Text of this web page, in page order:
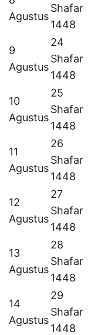
Agustus
Shafar
1448
9
Agustus
24
Shafar
1448
10
Agustus
25
Shafar
1448
11
Agustus
26
Shafar
1448
12
Agustus
27
Shafar
1448
13
Agustus
28
Shafar
1448
14
Agustus
29
Shafar
1448